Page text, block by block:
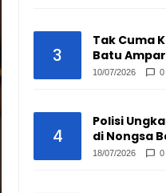
3
Tak Cuma
Batu
10/07/2026 0
4
Polisi
di Nongsa
Disikat
18/07/2026 0